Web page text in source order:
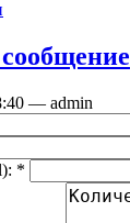
— admin
*